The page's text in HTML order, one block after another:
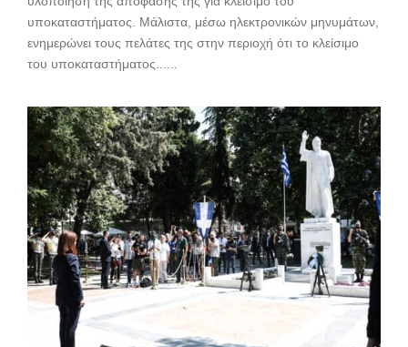
υποκαταστήματος. Μάλιστα, μέσω ηλεκτρονικών μηνυμάτων,
ενημερώνει τους πελάτες της στην περιοχή ότι το κλείσιμο
του υποκαταστήματος......